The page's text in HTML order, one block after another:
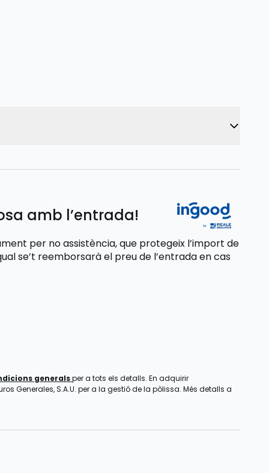
amb l’entrada!
per no assistència, que protegeix l’import de
se’t reemborsarà el preu de l’entradaen cas
generalsper a tots els detalls. En adquirir
Generales, S.A.U. per a la gestió de la pòlissa. Més detalls a